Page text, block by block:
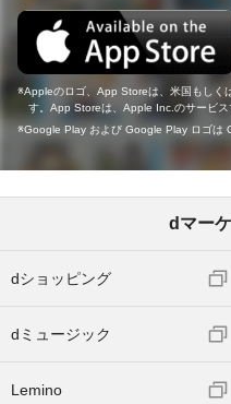
Appleのロゴ、App Storeは、米国もしく
す。App Storeは、Apple Inc.のサービス
Google Play および Google Play ロゴは
dマー
dショッピング
dミュージック
Lemino